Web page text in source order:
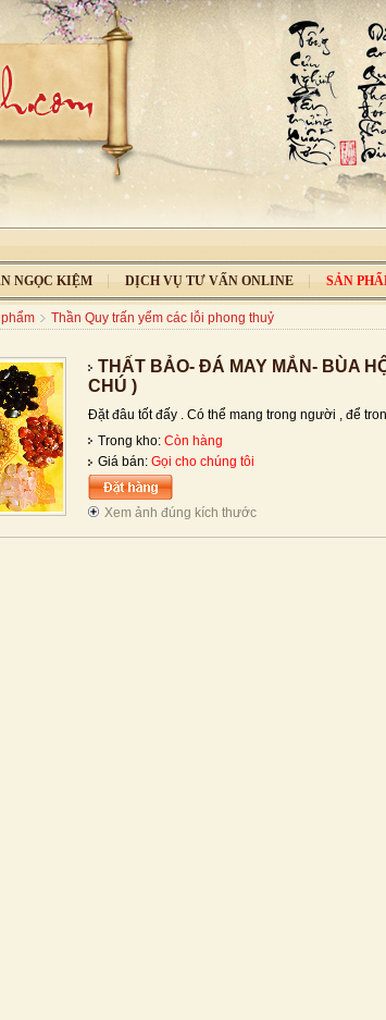
NGỌC KIỆM DỊCH VỤ TƯ VẤN ONLINE SẢN
Thần Quy trấn yểm các lỗi phong thuỷ
THẤT BẢO- ĐÁ MAY MẮN- BÙA
CHÚ )
Đặt đâu tốt đấy . Có thể mang trong người , để
Trong kho: Còn hàng
Giá bán: Gọi cho chúng tôi
Xem ảnh đúng kích thước